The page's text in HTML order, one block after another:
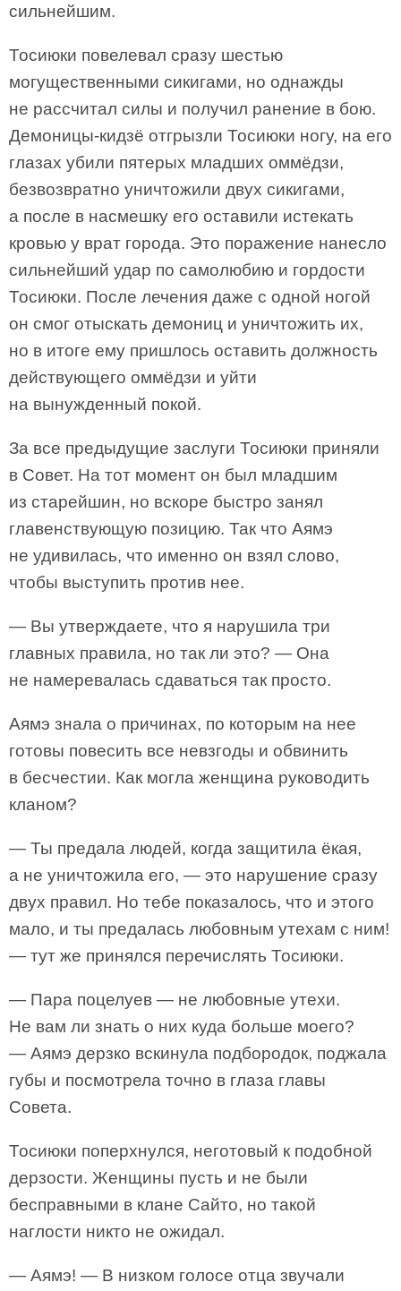
сильнейшим.
Тосиюки повелевал сразу шестью
могущественными сикигами, но однажды
не рассчитал силы и получил ранение в бою.
Демоницы-кидзё отгрызли Тосиюки ногу, на его
глазах убили пятерых младших оммёдзи,
безвозвратно уничтожили двух сикигами,
а после в насмешку его оставили истекать
кровью у врат города. Это поражение нанесло
сильнейший удар по самолюбию и гордости
Тосиюки. После лечения даже с одной ногой
он смог отыскать демониц и уничтожить их,
но в итоге ему пришлось оставить должность
действующего оммёдзи и уйти
на вынужденный покой.
За все предыдущие заслуги Тосиюки приняли
в Совет. На тот момент он был младшим
из старейшин, но вскоре быстро занял
главенствующую позицию. Так что Аямэ
не удивилась, что именно он взял слово,
чтобы выступить против нее.
— Вы утверждаете, что я нарушила три
главных правила, но так ли это? — Она
не намеревалась сдаваться так просто.
Аямэ знала о причинах, по которым на нее
готовы повесить все невзгоды и обвинить
в бесчестии. Как могла женщина руководить
кланом?
— Ты предала людей, когда защитила ёкая,
а не уничтожила его, — это нарушение сразу
двух правил. Но тебе показалось, что и этого
мало, и ты предалась любовным утехам с ним!
— тут же принялся перечислять Тосиюки.
— Пара поцелуев — не любовные утехи.
Не вам ли знать о них куда больше моего?
— Аямэ дерзко вскинула подбородок, поджала
губы и посмотрела точно в глаза главы
Совета.
Тосиюки поперхнулся, неготовый к подобной
дерзости. Женщины пусть и не были
бесправными в клане Сайто, но такой
наглости никто не ожидал.
— Аямэ! — В низком голосе отца звучали